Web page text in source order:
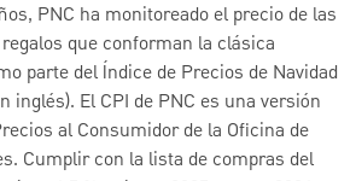
PNC ha monitoreado el precio de las
que conforman la clásica
parte del Índice de Precios de Navidad
inglés). El CPI de PNC es una versión
al Consumidor de la Oficina de
Cumplir con la lista de compras del